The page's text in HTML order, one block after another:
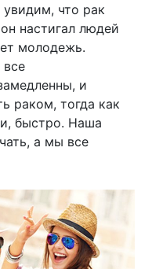
увидим, что рак
настигал людей
молодежь.
и
раком, тогда как
быстро. Наша
а мы все